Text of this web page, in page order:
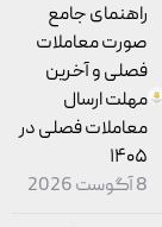
راهنمای جامع
صورت معاملات
فصلی و آخرین
مهلت ارسال
معاملات فصلی در
۱۴۰۵
8 آگوست 2026